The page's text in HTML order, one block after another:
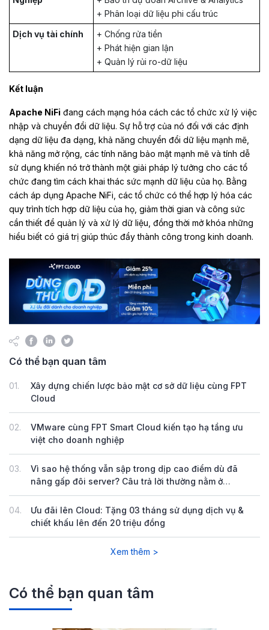
+ Phân loại dữ liệu phi cấu trúc
Dịch vụ tài chính
+ Chống rửa tiền
+ Phát hiện gian lận
+ Quản lý rủi ro-dữ liệu
Kết luận
Apache NiFi đang cách mạng hóa cách các tổ chức xử lý việc
nhập và chuyển đổi dữ liệu. Sự hỗ trợ của nó đối với các định
dạng dữ liệu đa dạng, khả năng chuyển đổi dữ liệu mạnh mẽ,
khả năng mở rộng, các tính năng bảo mật mạnh mẽ và tính dễ
sử dụng khiến nó trở thành một giải pháp lý tưởng cho các tổ
chức đang tìm cách khai thác sức mạnh dữ liệu của họ. Bằng
cách áp dụng Apache NiFi, các tổ chức có thể hợp lý hóa các
quy trình tích hợp dữ liệu của họ, giảm thời gian và công sức
cần thiết để quản lý và xử lý dữ liệu, đồng thời mở khóa những
hiểu biết có giá trị giúp thúc đẩy thành công trong kinh doanh.
Có thể bạn quan tâm
01.
Xây dựng chiến lược bảo mật cơ sở dữ liệu cùng FPT
Cloud
02.
VMware cùng FPT Smart Cloud kiến tạo hạ tầng ưu
việt cho doanh nghiệp
03.
Vì sao hệ thống vẫn sập trong dịp cao điểm dù đã
nâng gấp đôi server? Câu trả lời thường nằm ở
Database
04.
Ưu đãi lên Cloud: Tặng 03 tháng sử dụng dịch vụ &
chiết khấu lên đến 20 triệu đồng
Xem thêm >
Có thể bạn quan tâm